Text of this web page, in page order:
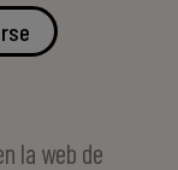
la web de